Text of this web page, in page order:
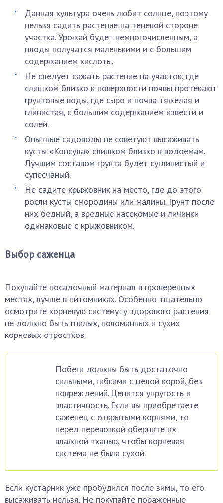
Данная культура очень любит солнце, поэтому
нельзя садить растение на теневой стороне
участка. Урожай будет немногочисленным, а
плоды получатся маленькими и с большим
содержанием кислоты.
Не следует сажать растение на участок, где
слишком близко к поверхности почвы протекают
грунтовые воды, где сыро и почва тяжелая и
глинистая, с большим содержанием извести и
солей.
Опытные садоводы не советуют высаживать
кусты «Консула» слишком близко в водоемам.
Лучшим составом грунта будет суглинистый и
супесчаный.
Не садите крыжовник на место, где до этого
росли кусты смородины или малины. Грунт после
них бедный, а вредные насекомые и личинки
одинаковые с крыжовником.
Выбор саженца
Покупайте посадочный материал в проверенных
местах, лучше в питомниках. Особенно тщательно
осмотрите корневую систему: у здорового растения
не должно быть гнилых, поломанных и сухих
корневых отростков.
Побеги должны быть достаточно
сильными, гибкими с целой корой, без
повреждений. Ценится упругость и
эластичность. Если вы приобретаете
саженец с открытыми корнями, то
перед перевозкой оберните их
влажной тканью, чтобы корневая
система не была сухой.
Если кустарник уже пробудился после зимы, то его
высаживать нельзя. Не покупайте пораженные